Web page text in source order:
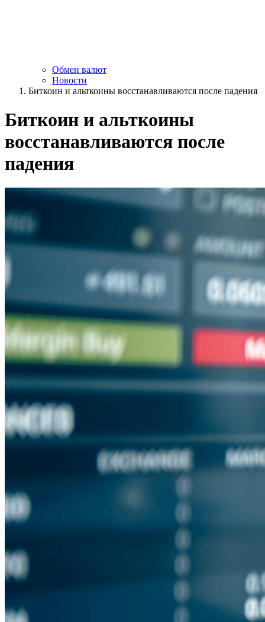
Обмен валют
Новости
Биткоин и альткоины восстанавливаются после падения
Биткоин и альткоины
восстанавливаются после
падения